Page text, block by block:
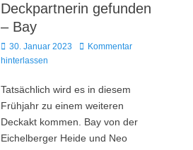
Deckpartnerin gefunden
– Bay
Posted
on
30. Januar 2023
Kommentar
hinterlassen
Tatsächlich wird es in diesem
Frühjahr zu einem weiteren
Deckakt kommen. Bay von der
Eichelberger Heide und Neo